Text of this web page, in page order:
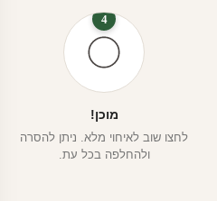
4
מוכן!
לחצו שוב לאיחוי מלא. ניתן להסרה
ולהחלפה בכל עת.